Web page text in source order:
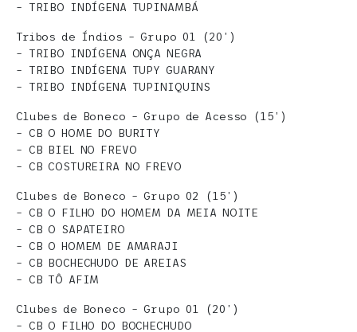
– TRIBO INDÍGENA TUPINAMBÁ
Tribos de Índios – Grupo 01 (20’)
– TRIBO INDÍGENA ONÇA NEGRA
– TRIBO INDÍGENA TUPY GUARANY
– TRIBO INDÍGENA TUPINIQUINS
Clubes de Boneco – Grupo de Acesso (15’)
– CB O HOME DO BURITY
– CB BIEL NO FREVO
– CB COSTUREIRA NO FREVO
Clubes de Boneco – Grupo 02 (15’)
– CB O FILHO DO HOMEM DA MEIA NOITE
– CB O SAPATEIRO
– CB O HOMEM DE AMARAJI
– CB BOCHECHUDO DE AREIAS
– CB TÔ AFIM
Clubes de Boneco – Grupo 01 (20’)
– CB O FILHO DO BOCHECHUDO